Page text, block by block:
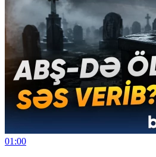
01:00